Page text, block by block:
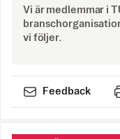
Vi är medlemmar i
vi följer.
Feedback